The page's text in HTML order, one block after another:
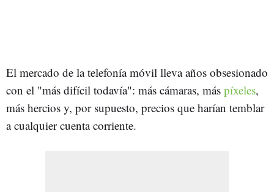
El mercado de la telefonía móvil lleva años obsesionado
con el "más difícil todavía": más cámaras, más píxeles,
más hercios y, por supuesto, precios que harían temblar
a cualquier cuenta corriente.